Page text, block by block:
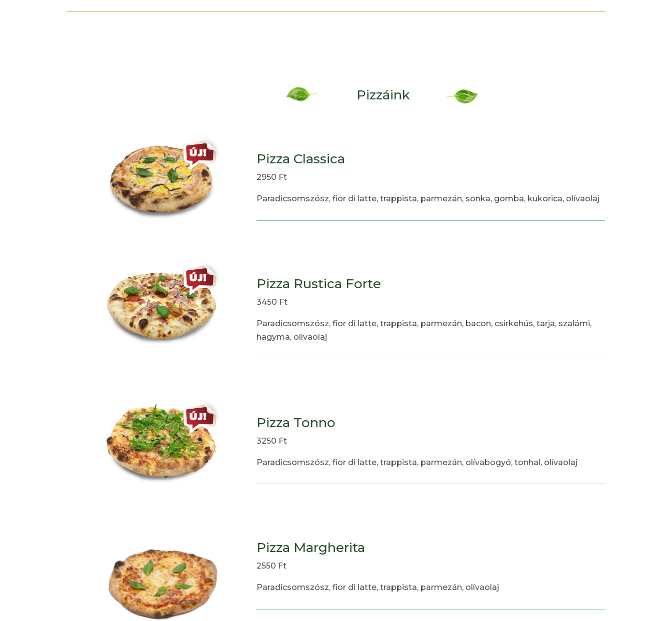
Pizzáink
Pizza Classica
2950 Ft
Paradicsomszósz, fior di latte, trappista, parmezán, sonka, gomba, kukorica, olívaolaj
Pizza Rustica Forte
3450 Ft
Paradicsomszósz, fior di latte, trappista, parmezán, bacon, csirkehús, tarja, szalámi,
hagyma, olívaolaj
Pizza Tonno
3250 Ft
Paradicsomszósz, fior di latte, trappista, parmezán, olívabogyó, tonhal, olívaolaj
Pizza Margherita
2550 Ft
Paradicsomszósz, fior di latte, trappista, parmezán, olívaolaj